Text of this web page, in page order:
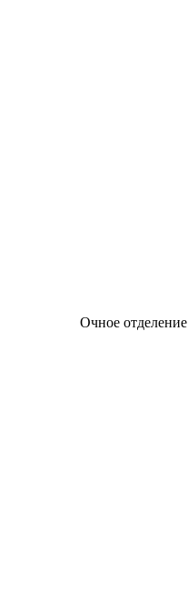
Очное отделение